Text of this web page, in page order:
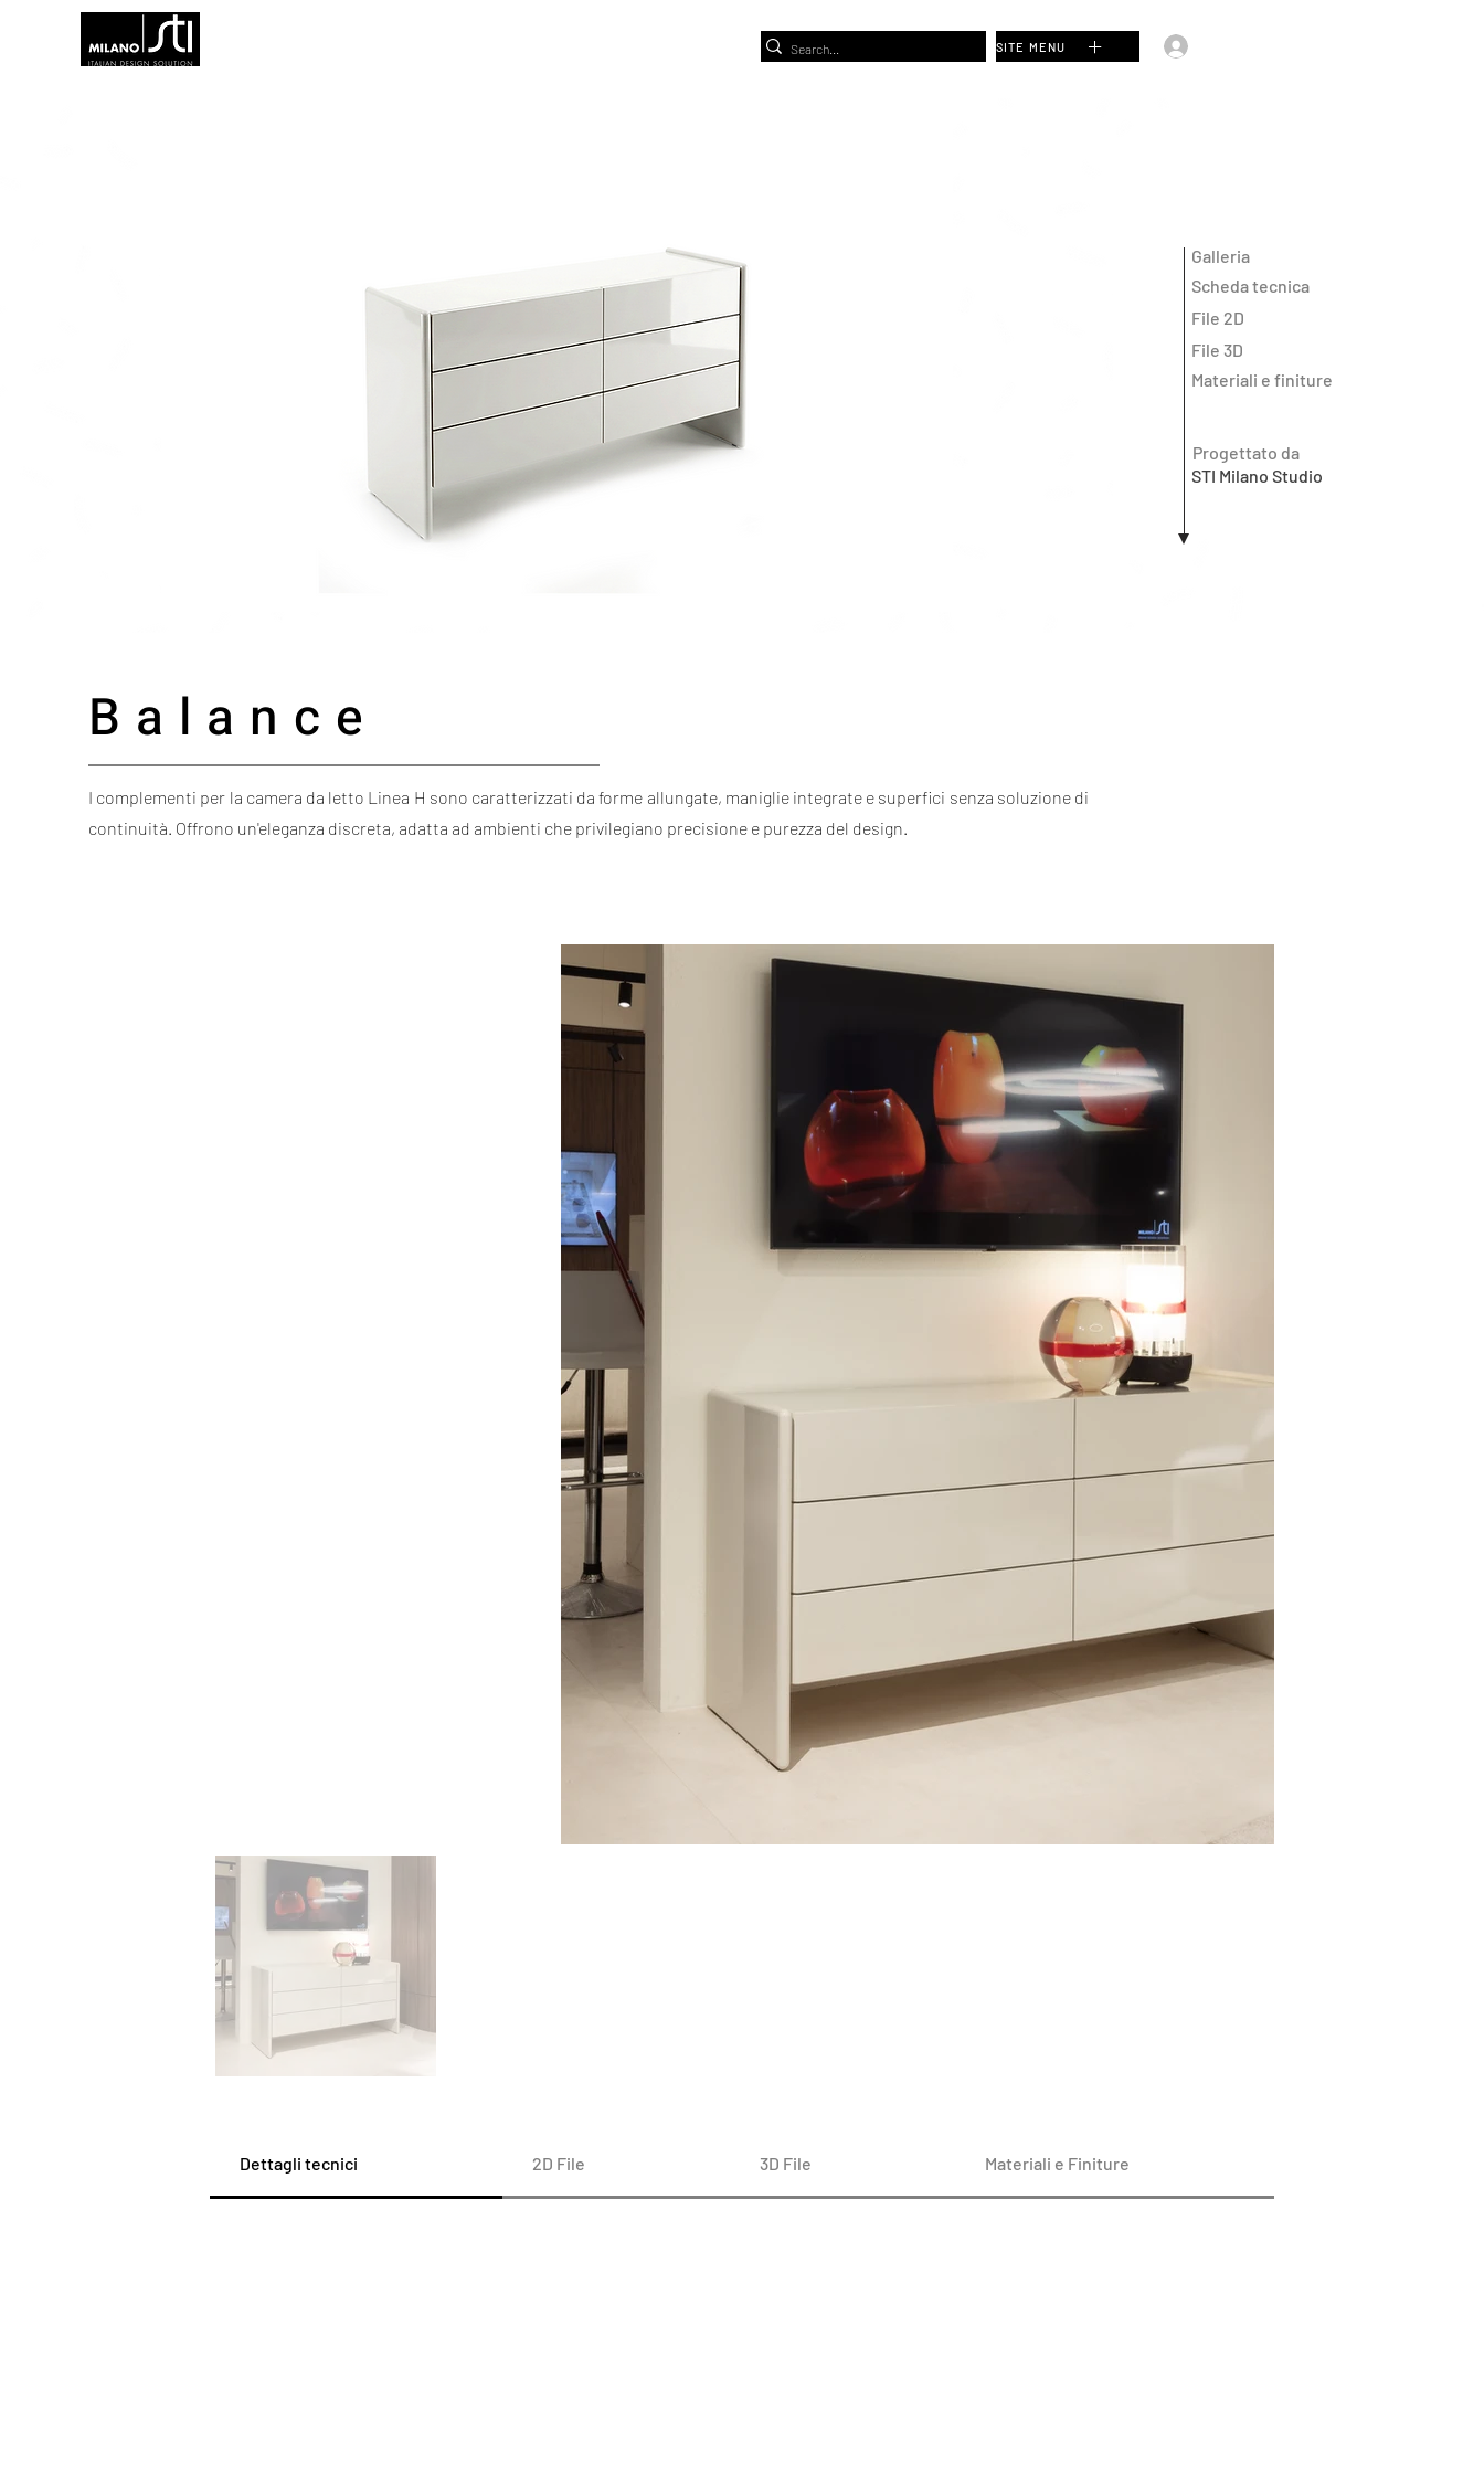
SITE MENU
Galleria
Scheda tecnica
File 2D
File 3D
Materiali e finiture
Progettato da
STI Milano Studio
Balance
I complementi per la camera da letto Linea H sono caratterizzati da forme allungate, maniglie integrate e superfici senza soluzione di
continuità. Offrono un'eleganza discreta, adatta ad ambienti che privilegiano precisione e purezza del design.
Dettagli tecnici 2D File 3D File Materiali e Finiture